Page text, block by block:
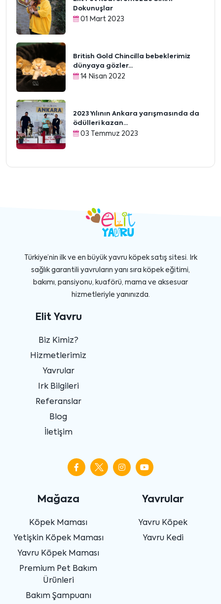
Dokunuşlar
01 Mart 2023
British Gold Chincilla bebeklerimiz
dünyaya gözler...
14 Nisan 2022
2023 Yılının Ankara yarışmasında da
ödülleri kazan...
03 Temmuz 2023
Türkiye’nin ilk ve en büyük yavru köpek satış sitesi. Irk
sağlık garantili yavruların yanı sıra köpek eğitimi,
bakımı, pansiyonu, kuaförü, mama ve aksesuar
hizmetleriyle yanınızda.
Elit Yavru
Biz Kimiz?
Hizmetlerimiz
Yavrular
Irk Bilgileri
Referanslar
Blog
İletişim
Mağaza
Köpek Maması
Yetişkin Köpek Maması
Yavru Köpek Maması
Premium Pet Bakım
Ürünleri
Bakım Şampuanı
Yavrular
Yavru Köpek
Yavru Kedi